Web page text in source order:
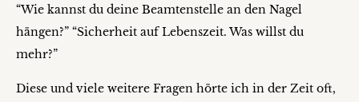
“Wie kannst du deine Beamtenstelle an den Nagel
hängen?” “Sicherheit auf Lebenszeit. Was willst du
mehr?”
Diese und viele weitere Fragen hörte ich in der Zeit oft,